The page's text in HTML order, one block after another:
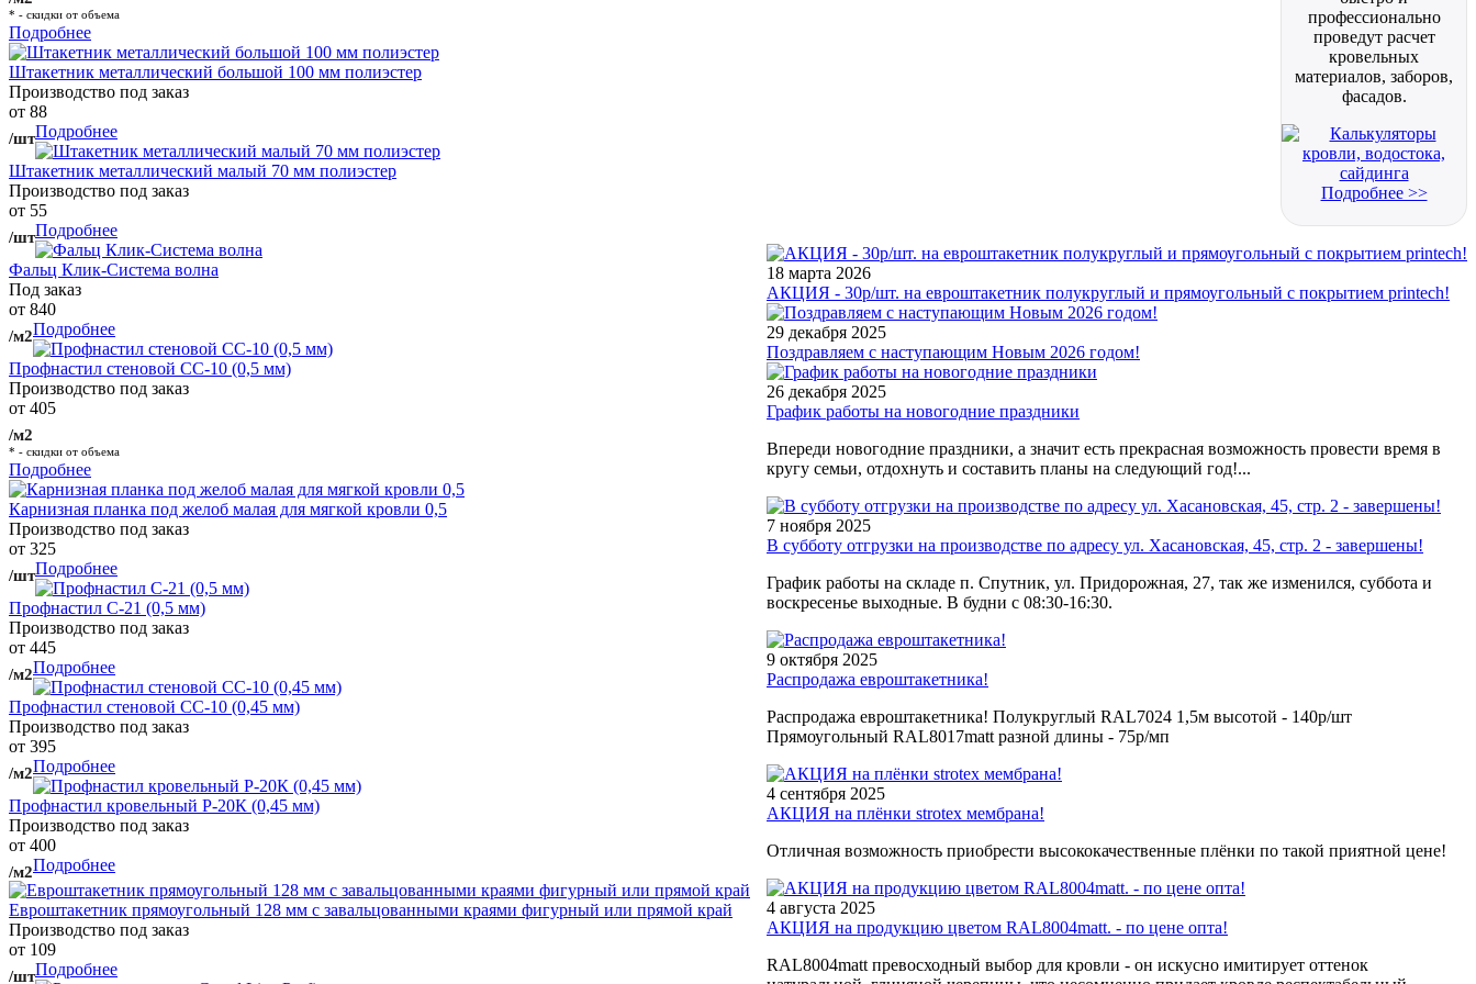
* - скидки от объема
Подробнее
Штакетник металлический большой 100 мм полиэстер
Производство под заказ
от 88
/штПодробнее
Штакетник металлический малый 70 мм полиэстер
Производство под заказ
от 55
/штПодробнее
Фальц Клик-Система волна
Под заказ
от 840
/м2Подробнее
Профнастил стеновой СС-10 (0,5 мм)
Производство под заказ
от 405
/м2
* - скидки от объема
Подробнее
Карнизная планка под желоб малая для мягкой кровли 0,5
Производство под заказ
от 325
/штПодробнее
Профнастил С-21 (0,5 мм)
Производство под заказ
от 445
/м2Подробнее
Профнастил стеновой СС-10 (0,45 мм)
Производство под заказ
от 395
/м2Подробнее
Профнастил кровельный Р-20К (0,45 мм)
Производство под заказ
от 400
/м2Подробнее
Евроштакетник прямоугольный 128 мм с завальцованными краями фигурный или прямой край
Производство под заказ
от 109
/штПодробнее
профессионально
проведут расчет
кровельных
материалов, заборов,
фасадов.
Подробнее >>
18 марта 2026
АКЦИЯ - 30р/шт. на евроштакетник полукруглый и прямоугольный с покрытием printech!
29 декабря 2025
Поздравляем с наступающим Новым 2026 годом!
26 декабря 2025
График работы на новогодние праздники
Впереди новогодние праздники, а значит есть прекрасная возможность провести время в
кругу семьи, отдохнуть и составить планы на следующий год!...
7 ноября 2025
В субботу отгрузки на производстве по адресу ул. Хасановская, 45, стр. 2 - завершены!
График работы на складе п. Спутник, ул. Придорожная, 27, так же изменился, суббота и
воскресенье выходные. В будни с 08:30-16:30.
9 октября 2025
Распродажа евроштакетника!
Распродажа евроштакетника! Полукруглый RAL7024 1,5м высотой - 140р/шт
Прямоугольный RAL8017matt разной длины - 75р/мп
4 сентября 2025
АКЦИЯ на плёнки strotex мембрана!
Отличная возможность приобрести высококачественные плёнки по такой приятной цене!
4 августа 2025
АКЦИЯ на продукцию цветом RAL8004matt. - по цене опта!
RAL8004matt превосходный выбор для кровли - он искусно имитирует оттенок